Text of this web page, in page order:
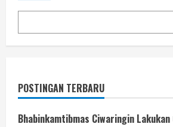
POSTINGAN TERBARU
Bhabinkamtibmas Ciwaringin Lakukan